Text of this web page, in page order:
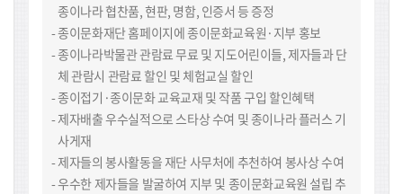
종이나라 협찬품, 현판, 명함, 인증서 등 증정
종이문화재단 홈페이지에 종이문화교육원·지부 홍보
종이나라박물관 관람료 무료 및 지도어린이들, 제자들과 단
체 관람시 관람료 할인 및 체험교실 할인
종이접기·종이문화 교육교재 및 작품 구입 할인혜택
제자배출 우수실적으로 스타상 수여 및 종이나라 플러스 기
사게재
제자들의 봉사활동을 재단 사무처에 추천하여 봉사상 수여
우수한 제자들을 발굴하여 지부 및 종이문화교육원 설립 추